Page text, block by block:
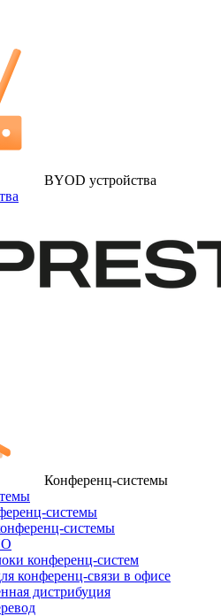
BYOD устройства
Конференц-системы
системы
системы
конференц-систем
конференц-связи в офисе
дистрибуция